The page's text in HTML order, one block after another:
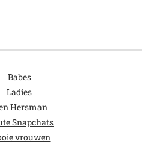
Babes
Ladies
Hersman
Snapchats
vrouwen